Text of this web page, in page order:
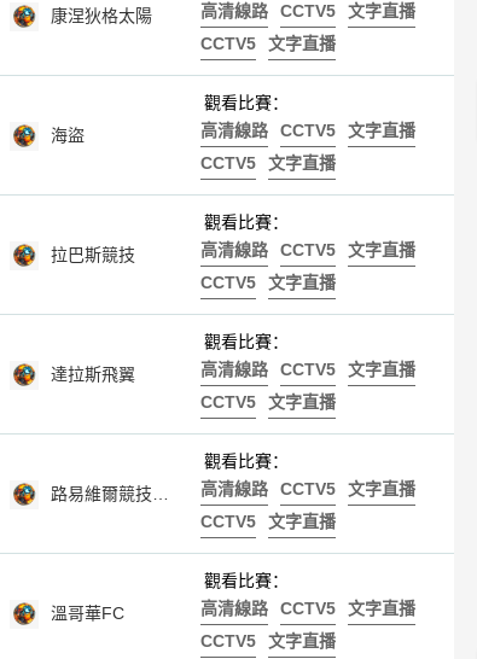
康涅狄格太陽
高清線路
CCTV5
文字直播
CCTV5
文字直播
海盜
觀看比賽：
高清線路
CCTV5
文字直播
CCTV5
文字直播
拉巴斯競技
觀看比賽：
高清線路
CCTV5
文字直播
CCTV5
文字直播
達拉斯飛翼
觀看比賽：
高清線路
CCTV5
文字直播
CCTV5
文字直播
觀看比賽：
高清線路
CCTV5
文字直播
CCTV5
文字直播
溫哥華FC
觀看比賽：
高清線路
CCTV5
文字直播
CCTV5
文字直播